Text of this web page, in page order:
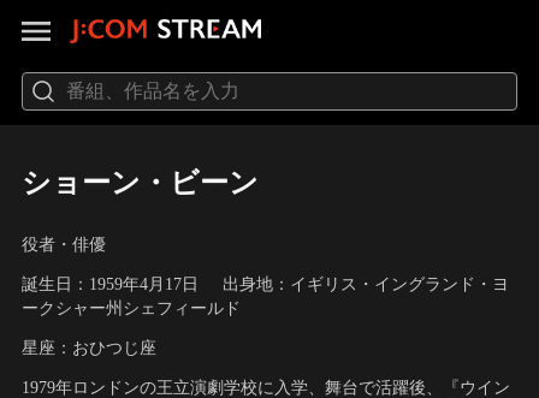
ショーン・ビーン
役者・俳優
誕生日：1959年4月17日
出身地：イギリス・イングランド・ヨ
ークシャー州シェフィールド
星座：おひつじ座
1979年ロンドンの王立演劇学校に入学、舞台で活躍後、『ウイン